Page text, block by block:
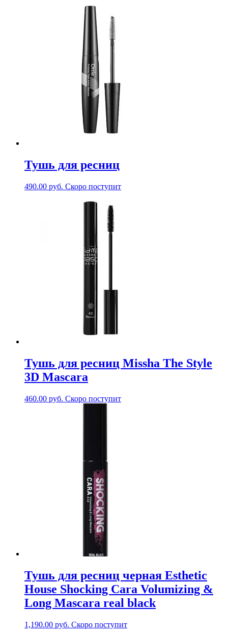
Тушь для ресниц
490.00 руб. Скоро поступит
Тушь для ресниц Missha The Style
3D Mascara
460.00 руб. Скоро поступит
Тушь для ресниц черная Esthetic
House Shocking Cara Volumizing &
Long Mascara real black
1,190.00 руб. Скоро поступит